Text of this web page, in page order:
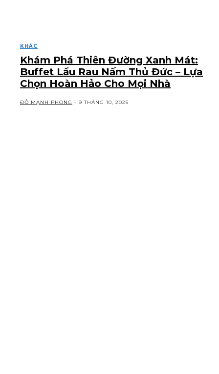
KHÁC
Khám Phá Thiên Đường Xanh Mát:
Buffet Lẩu Rau Nấm Thủ Đức – Lựa
Chọn Hoàn Hảo Cho Mọi Nhà
ĐỖ MẠNH PHONG - 9 THÁNG 10, 2025